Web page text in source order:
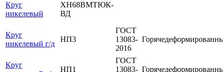
Круг
никелевый
ХН68ВМТЮК-
ВД
Круг
никелевый г/д
НП3
ГОСТ
13083-
2016
Круг
НП1
ГОСТ
13083-